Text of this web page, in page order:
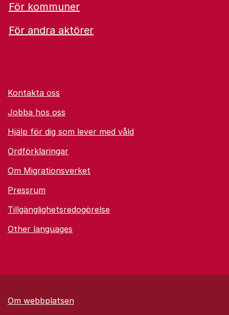
För kommuner
För andra aktörer
Kontakta oss
Jobba hos oss
Hjälp för dig som lever med våld
Ordförklaringar
Om Migrationsverket
Pressrum
Tillgänglighetsredogörelse
Other languages
Om webbplatsen